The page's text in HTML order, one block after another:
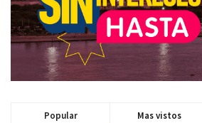
Popular Mas vistos